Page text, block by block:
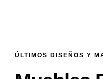
ÚLTIMOS DISEÑOS Y